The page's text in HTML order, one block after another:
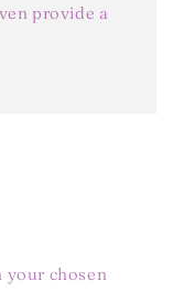
provide a
your chosen